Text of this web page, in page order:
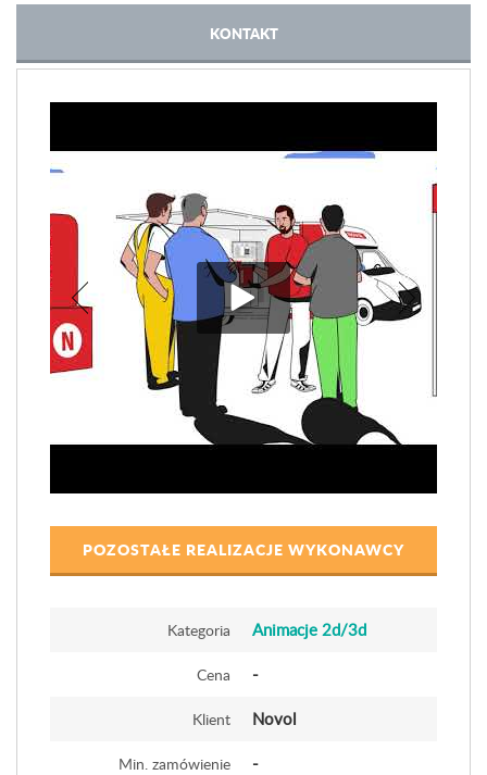
KONTAKT
POZOSTAŁE REALIZACJE WYKONAWCY
Kategoria Animacje 2d/3d
Cena -
Klient Novol
Min. zamówienie -